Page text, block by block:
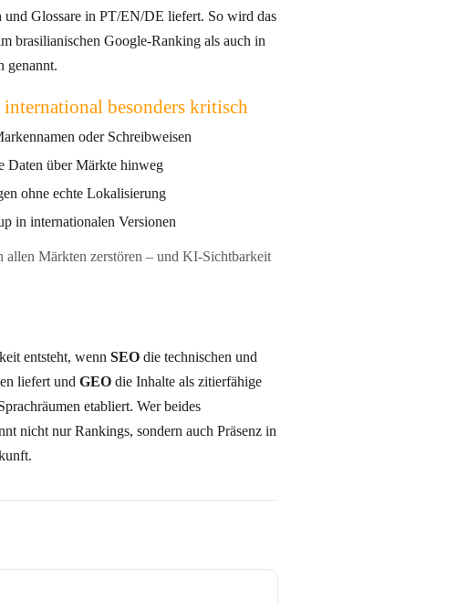
in PT/EN/DE liefert. So wird das
brasilianischen Google-Ranking als auch in
genannt.
besonders kritisch
oder Schreibweisen
Daten über Märkte hinweg
ohne echte Lokalisierung
in internationalen Versionen
allen Märkten zerstören – und KI-Sichtbarkeit
entsteht, wenn SEO die technischen und
sprachlichen Grundlagen liefert und GEO die Inhalte als zitierfähige
etabliert. Wer beides
nicht nur Rankings, sondern auch Präsenz in